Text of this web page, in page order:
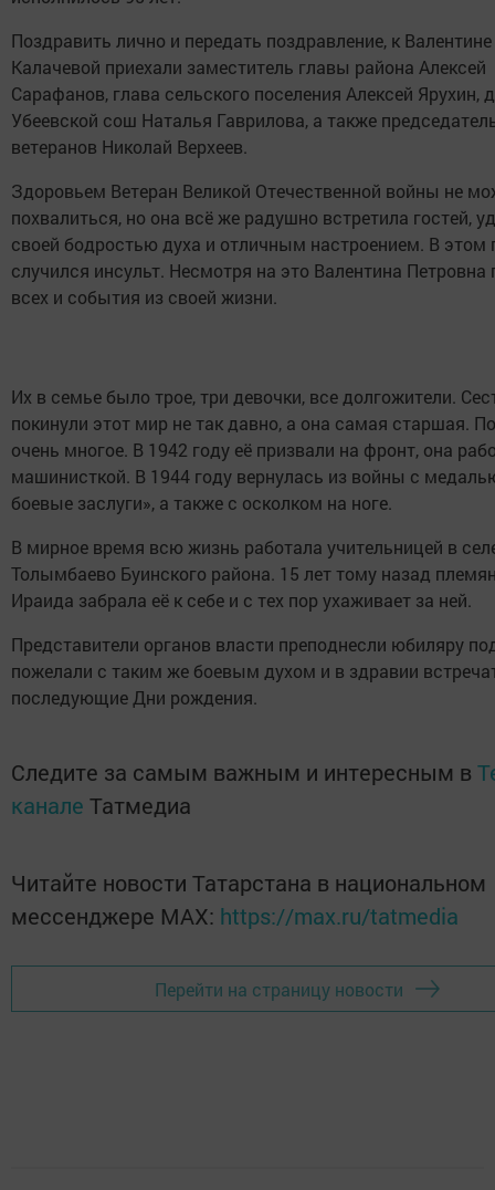
Поздравить лично и передать поздравление, к
Калачевой приехали заместитель главы района Алексей
Сарафанов, глава сельского поселения Алексей Ярухин,
Убеевской сош Наталья Гаврилова, а также
ветеранов Николай Верхеев.
Здоровьем Ветеран Великой Отечественной войны не
похвалиться, но она всё же радушно встретила гостей,
своей бодростью духа и отличным настроением. В этом
случился инсульт. Несмотря на это Валентина Петровна
всех и события из своей жизни.
Их в семье было трое, три девочки, все долгожители.
покинули этот мир не так давно, а она самая старшая.
очень многое. В 1942 году её призвали на фронт, она
машинисткой. В 1944 году вернулась из войны с
боевые заслуги», а также с осколком на ноге.
В мирное время всю жизнь работала учительницей в
Толымбаево Буинского района. 15 лет тому назад
Ираида забрала её к себе и с тех пор ухаживает за ней.
Представители органов власти преподнесли юбиляру
пожелали с таким же боевым духом и в здравии
последующие Дни рождения.
Следите за самым важным и интересным в
канале Татмедиа
Читайте новости Татарстана в национальном
мессенджере MАХ: https://max.ru/tatmedia
Перейти на страницу новости